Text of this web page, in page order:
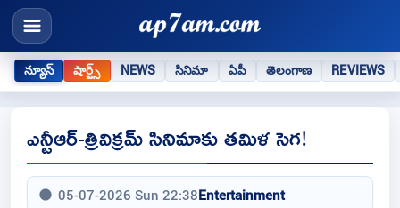
న్యూస్ షార్ట్స్ NEWS సినిమా ఏపీ తెలంగాణ REVIEWS
ఎన్టీఆర్-త్రివిక్రమ్ సినిమాకు తమిళ సెగ!
05-07-2026 Sun 22:38Entertainment